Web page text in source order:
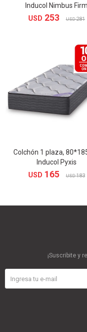
Inducol Nimbus Firm
USD 253 USD 281
Colchón 1 plaza,
Inducol Pyxis
USD 165 USD 183
¡Suscribite y